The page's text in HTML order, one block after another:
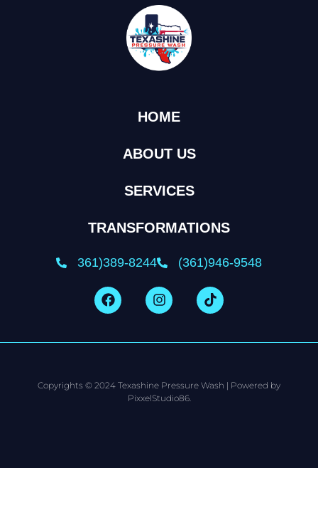
HOME
ABOUT US
SERVICES
TRANSFORMATIONS
361)389-8244 (361)946-9548
Copyrights © 2024 Texashine Pressure Wash | Powered by
PixxelStudio86.